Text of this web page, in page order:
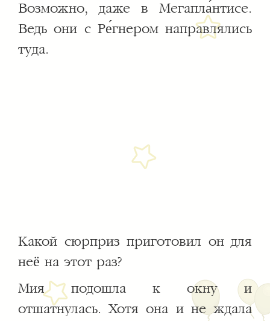
Возможно, даже в Мегапла́нтисе.
Ведь они с Ре́гнером направлялись
туда.
Какой сюрприз приготовил он для
неё на этот раз?
Мия подошла к окну и
отшатнулась. Хотя она и не ждала